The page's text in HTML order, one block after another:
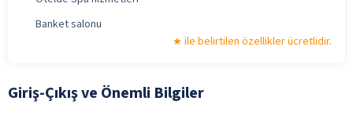
Banket salonu
ile belirtilen özellikler ücretlidir.
Giriş-Çıkış ve Önemli Bilgiler